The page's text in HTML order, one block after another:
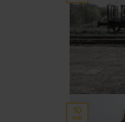
10
mei